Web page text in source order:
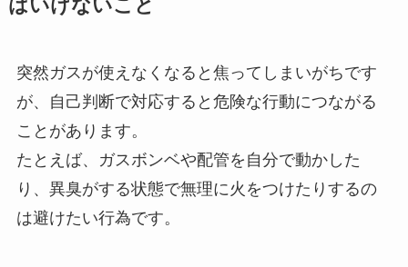
はいけないこと
突然ガスが使えなくなると焦ってしまいがちです
が、自己判断で対応すると危険な行動につながる
ことがあります。
たとえば、ガスボンベや配管を自分で動かした
り、異臭がする状態で無理に火をつけたりするの
は避けたい行為です。